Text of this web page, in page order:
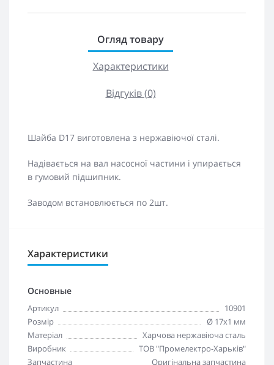
Огляд товару
Характеристики
Відгуків (0)
Шайба D17 виготовлена з нержавіючої сталі.
Надівається на вал насосної частини і упирається
в гумовий підшипник.
Заводом встановлюється по 2шт.
Характеристики
Основные
Артикул
10901
Розмір
Ø 17х1 мм
Матеріал
Харчова нержавіюча сталь
Виробник
ТОВ "Промелектро-Харьків"
Запчастина
Оригінальна запчастина